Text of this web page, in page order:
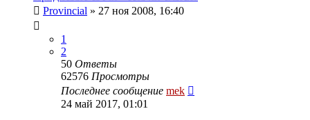
Provincial » 27 ноя 2008, 16:40
1
2
50 Ответы
62576 Просмотры
Последнее сообщение mek
24 май 2017, 01:01